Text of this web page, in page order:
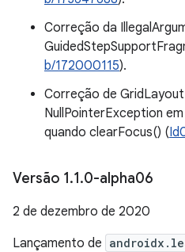
Correção da
b/172000115).
Correção de
NullPointerException
quando clearFocus() (
Versão 1.1.0-alpha06
2 de dezembro de 2020
Lançamento de